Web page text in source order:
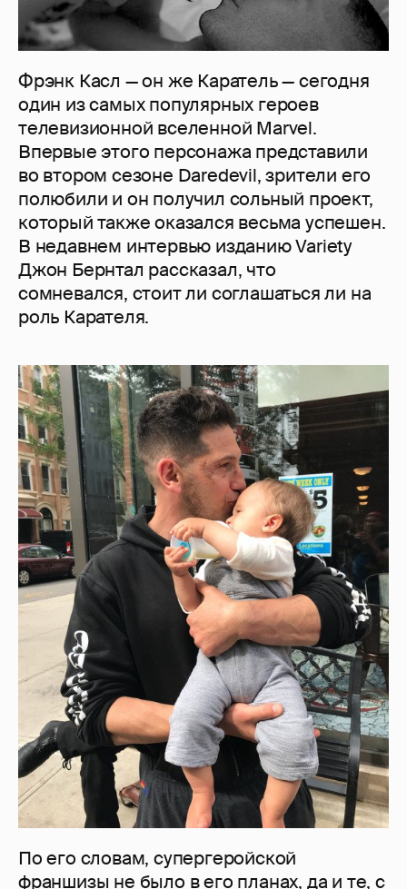
Фрэнк Касл — он же Каратель — сегодня
один из самых популярных героев
телевизионной вселенной Marvel.
Впервые этого персонажа представили
во втором сезоне Daredevil, зрители его
полюбили и он получил сольный проект,
который также оказался весьма успешен.
В недавнем интервью изданию Variety
Джон Бернтал рассказал, что
сомневался, стоит ли соглашаться ли на
роль Карателя.
По его словам, супергеройской
франшизы не было в его планах, да и те, с